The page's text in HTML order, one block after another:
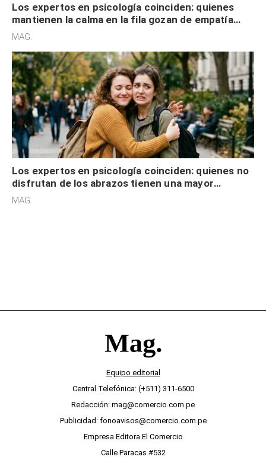
Los expertos en psicología coinciden: quienes
mantienen la calma en la fila gozan de empatía
cognitiva, gratitud y no solo tienen autocontrol
MAG.
Los expertos en psicología coinciden: quienes no
disfrutan de los abrazos tienen una mayor
sensibilidad a los estímulos físicos y no es por
MAG.
Equipo editorial
Central Telefónica: (+511) 311-6500
Redacción: mag@comercio.com.pe
Publicidad: fonoavisos@comercio.com.pe
Empresa Editora El Comercio
Calle Paracas #532